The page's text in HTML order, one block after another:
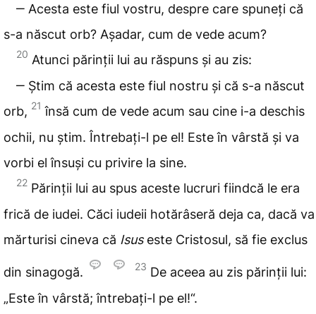
‒ Acesta este fiul vostru, despre care spuneți că
s-a născut orb? Așadar, cum de vede acum?
20 Atunci părinții lui au răspuns și au zis:
‒ Știm că acesta este fiul nostru și că s-a născut
orb, 21 însă cum de vede acum sau cine i-a deschis
ochii, nu știm. Întrebați-l pe el! Este în vârstă și va
vorbi el însuși cu privire la sine.
22 Părinții lui au spus aceste lucruri fiindcă le era
frică de iudei. Căci iudeii hotărâseră deja ca, dacă va
mărturisi cineva că Isuseste Cristosul, să fie exclus
din sinagogă. 23 De aceea au zis părinții lui:
„Este în vârstă; întrebați-l pe el!“.